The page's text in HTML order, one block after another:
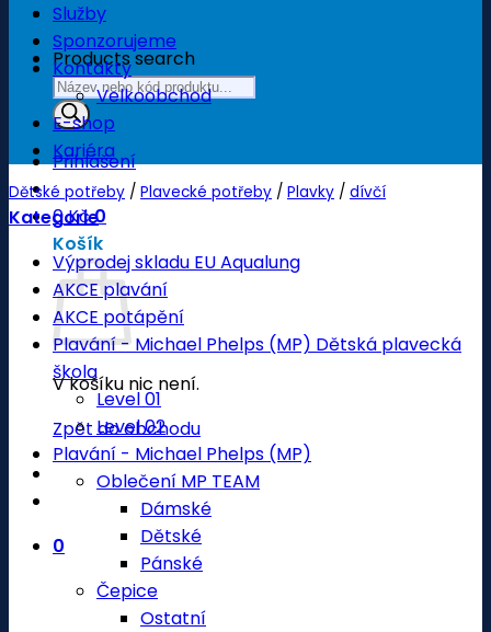
Products search
Přihlášení
0Kč0
Košík
V košíku nic není.
Zpět do obchodu
0
Služby
Sponzorujeme
Kontakty
Velkoobchod
E-shop
Kariéra
Dětské potřeby / Plavecké potřeby / Plavky / dívčí
Kategorie
Výprodej skladu EU Aqualung
AKCE plavání
AKCE potápění
Plavání - Michael Phelps (MP) Dětská plavecká
škola
Level 01
Level 02
Plavání - Michael Phelps (MP)
Oblečení MP TEAM
Dámské
Dětské
Pánské
Čepice
Ostatní